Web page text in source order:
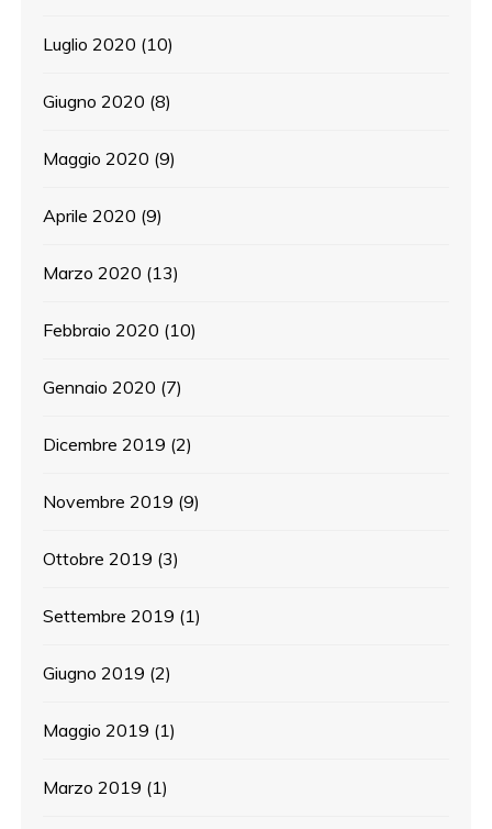
Luglio 2020 (10)
Giugno 2020 (8)
Maggio 2020 (9)
Aprile 2020 (9)
Marzo 2020 (13)
Febbraio 2020 (10)
Gennaio 2020 (7)
Dicembre 2019 (2)
Novembre 2019 (9)
Ottobre 2019 (3)
Settembre 2019 (1)
Giugno 2019 (2)
Maggio 2019 (1)
Marzo 2019 (1)